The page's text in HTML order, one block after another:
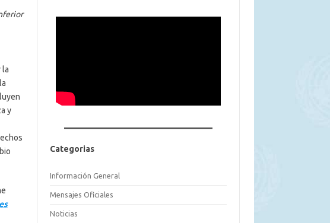
la
y
Categorias
Información General
Mensajes Oficiales
Noticias